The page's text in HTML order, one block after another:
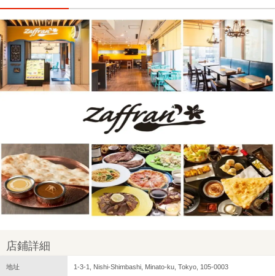
店鋪詳細
地址 1-3-1, Nishi-Shimbashi, Minato-ku, Tokyo, 105-0003